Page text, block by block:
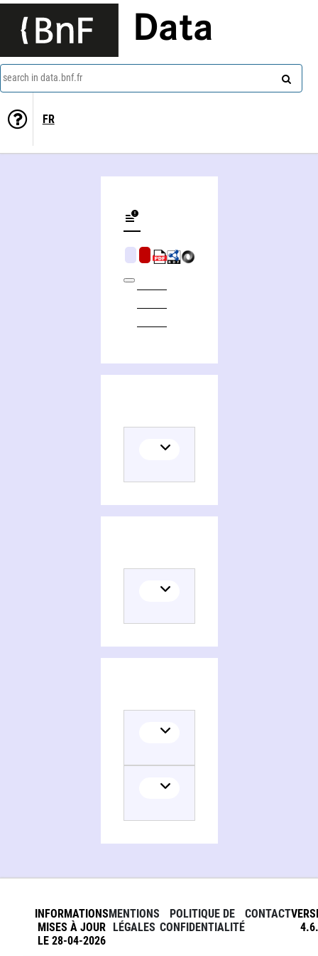
Data
search in data.bnf.fr
FR
INFORMATIONS
MISES À JOUR
LE 28-04-2026
MENTIONS
LÉGALES
POLITIQUE DE
CONFIDENTIALITÉ
CONTACT